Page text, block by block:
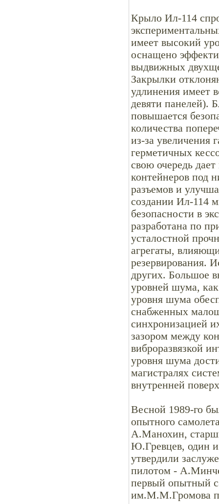
Крыло Ил-114
имеет высокий
оснащено
выдвижных
Закрылки
удлинения имеет
девяти панелей).
повышается
количества
из-за увеличения
герметичных
свою очередь
контейнеров под
разъемов и
создании Ил-114
безопасности в
разработана по
усталостной
агрегаты,
резервирования.
других. Большое
уровней шума,
уровня шума
снабженных
синхронизацией
зазором между
виброразвязкой
уровня шума
магистралях
внутренней
Весной 1989-го
опытного
А.Манохин,
Ю.Гревцев, один
утвердили
пилотом -
первый опытный
им.М.М.Громова